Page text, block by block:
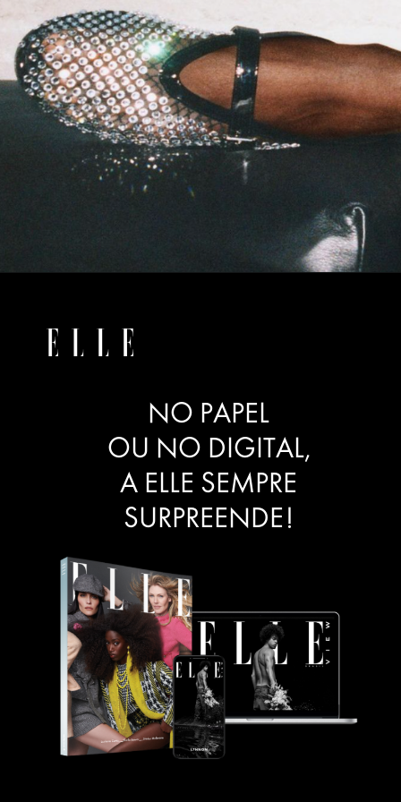
NO PAPEL
OU NO DIGITAL,
A ELLE SEMPRE
SURPREENDE!